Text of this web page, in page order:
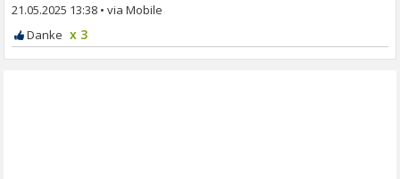
21.05.2025 13:38 •
x 3